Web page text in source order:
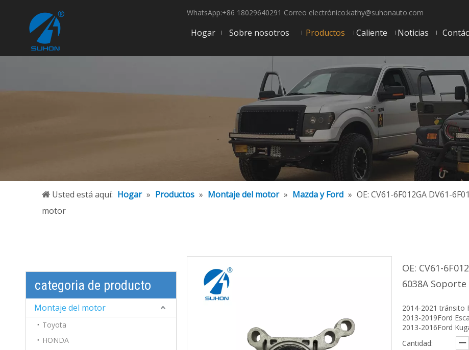
WhatsApp:+86 18029640291 Correo electrónico:kathy@suhonauto.com
Hogar Sobre nosotros Productos Caliente Noticias
Usted está aquí: Hogar » Productos » Montaje del motor » Mazda y Ford » OE: CV61-6F012GA DV61-
motor
categoria de producto
Montaje del motor
Toyota
HONDA
OE: CV61-
6038A
2014-2021 tránsito
2013-2019Ford
2013-2016Ford
Cantidad: